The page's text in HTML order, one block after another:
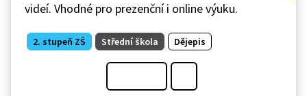
videí. Vhodné pro prezenční i online výuku.
2. stupeň ZŠ Střední škola Dějepis